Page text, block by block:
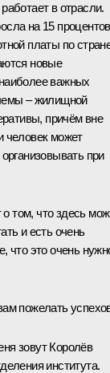
в отрасли.
на 15
платы по
новые
важных
– жилищной
причём вне
человек может
при
о том, что здесь
и есть очень
что это очень
пожелать
зовут Королёв
института.